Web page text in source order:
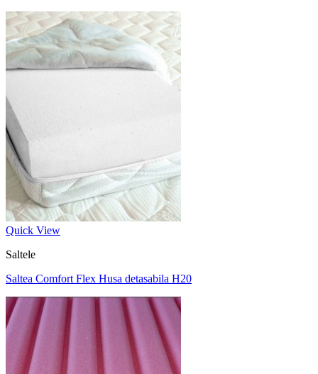
Quick View
Saltele
Saltea Comfort Flex Husa detasabila H20